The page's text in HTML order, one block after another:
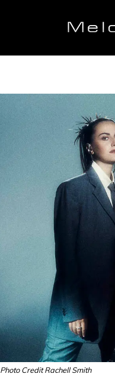
Photo Credit Rachell Smith